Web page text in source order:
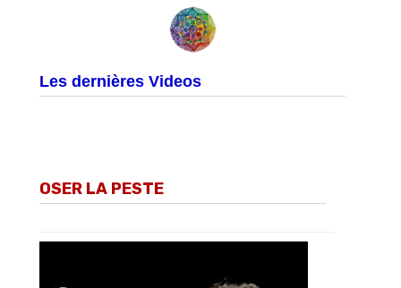
Les dernières Videos
OSER LA PESTE